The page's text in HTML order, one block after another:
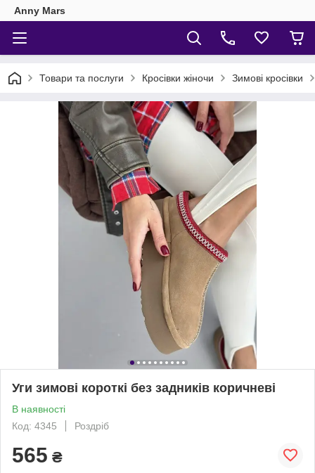
Anny Mars
Товари та послуги Кросівки жіночи Зимові кросівки
Уги зимові короткі без задників коричневі
В наявності
Код: 4345
Роздріб
565 ₴